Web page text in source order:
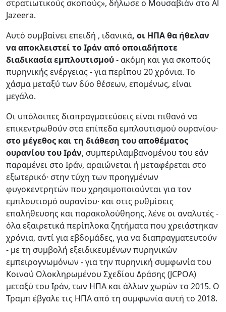
στρατιωτικούς σκοπούς», δήλωσε ο Μουσαβιάν στο Al
Jazeera.
Αυτό συμβαίνει επειδή , ιδανικά, οι ΗΠΑ θα ήθελαν
να αποκλειστεί το Ιράν από οποιαδήποτε
διαδικασία εμπλουτισμού- ακόμη και για σκοπούς
πυρηνικής ενέργειας - για περίπου 20 χρόνια. Το
χάσμα μεταξύ των δύο θέσεων, επομένως, είναι
μεγάλο.
Οι υπόλοιπες διαπραγματεύσεις είναι πιθανό να
επικεντρωθούν στα επίπεδα εμπλουτισμού ουρανίου·
στο μέγεθος και τη διάθεση του αποθέματος
ουρανίου του Ιράν, συμπεριλαμβανομένου του εάν
παραμένει στο Ιράν, αραιώνεται ή μεταφέρεται στο
εξωτερικό· στην τύχη των προηγμένων
φυγοκεντρητών που χρησιμοποιούνται για τον
εμπλουτισμό ουρανίου· και στις ρυθμίσεις
επαλήθευσης και παρακολούθησης, λένε οι αναλυτές -
όλα εξαιρετικά περίπλοκα ζητήματα που χρειάστηκαν
χρόνια, αντί για εβδομάδες, για να διαπραγματευτούν
- με τη συμβολή εξειδικευμένων πυρηνικών
εμπειρογνωμόνων - για την πυρηνική συμφωνία του
Κοινού Ολοκληρωμένου Σχεδίου Δράσης (JCPOA)
μεταξύ του Ιράν, των ΗΠΑ και άλλων χωρών το 2015. Ο
Τραμπ έβγαλε τις ΗΠΑ από τη συμφωνία αυτή το 2018.